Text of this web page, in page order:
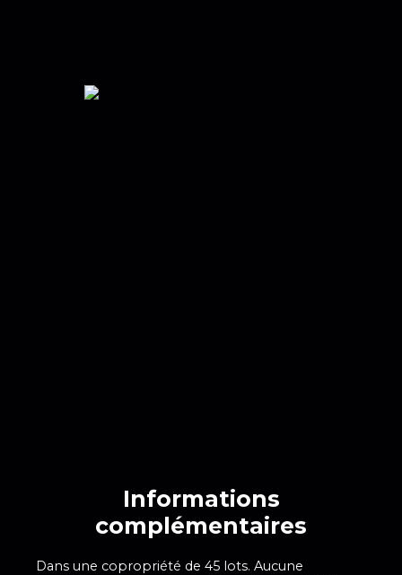
Informations
complémentaires
Dans une copropriété de 45 lots. Aucune